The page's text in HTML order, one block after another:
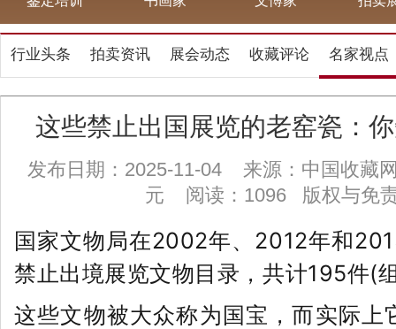
行业头条 拍卖资讯 展会动态 收藏评论 名家视点
这些禁止出国展览的老窑瓷：
发布日期：2025-11-04 来源：中国收藏
元 阅读：1096 版权与免
国家文物局在2002年、2012年和
禁止出境展览文物目录，共计195件(
这些文物被大众称为国宝，而实际上